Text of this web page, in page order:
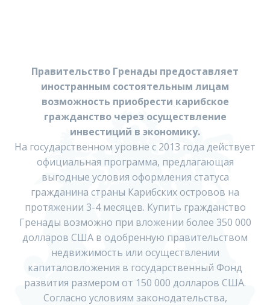
Правительство Гренады предоставляет
иностранным состоятельным лицам
возможность приобрести карибское
гражданство через осуществление
инвестиций в экономику.
На государственном уровне с 2013 года действует
официальная программа, предлагающая
выгодные условия оформления статуса
гражданина страны Карибских островов на
протяжении 3-4 месяцев. Купить гражданство
Гренады возможно при вложении более 350 000
долларов США в одобренную правительством
недвижимость или осуществлении
капиталовложения в государственный Фонд
развития размером от 150 000 долларов США.
Согласно условиям законодательства,